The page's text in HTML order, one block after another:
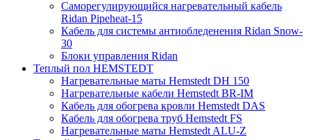
Саморегулирующийся нагревательный кабель
Ridan Pipeheat-15
Кабель для системы антиобледенения Ridan Snow-
30
Блоки управления Ridan
Теплый пол HEMSTEDT
Нагревательные маты Hemstedt DH 150
Нагревательные кабели Hemstedt BR-IM
Кабель для обогрева кровли Hemstedt DAS
Кабель для обогрева труб Hemstedt FS
Нагревательные маты Hemstedt ALU-Z